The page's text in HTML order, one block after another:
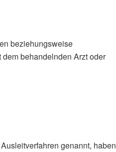
beziehungsweise
behandelnden Arzt oder
genannt, haben